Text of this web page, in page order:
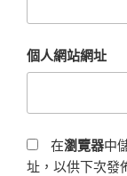
個人網站網址
在瀏覽器中
址，以供下次發